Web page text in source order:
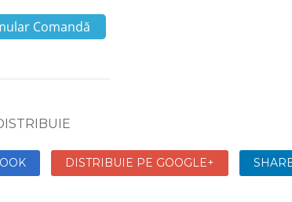
Comandă
DISTRIBUIE PE GOOGLE+